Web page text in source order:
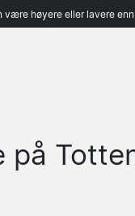
høyere eller lavere
på